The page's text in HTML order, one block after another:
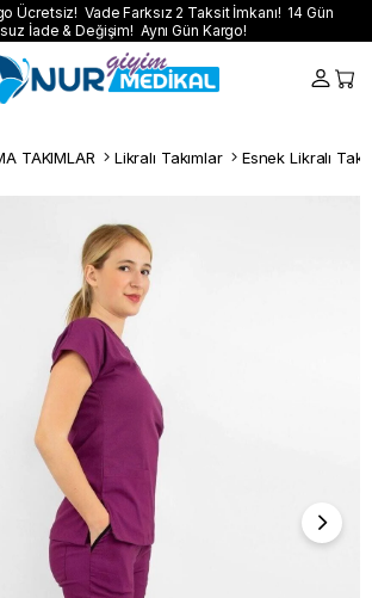
Ücretsiz! Vade Farksız 2 Taksit İmkanı! 14 Gün
İade & Değişim! Aynı Gün Kargo!
TAKIMLAR Likralı Takımlar Esnek Likralı